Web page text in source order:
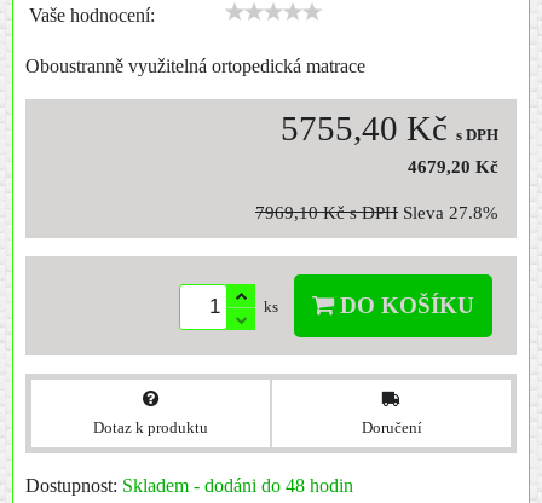
Vaše hodnocení:
Oboustranně využitelná ortopedická matrace
5755,40 Kč s DPH
4679,20 Kč
7969,10 Kč s DPH Sleva 27.8%
ks DO KOŠÍKU
Dotaz k produktu Doručení
Dostupnost: Skladem - dodáni do 48 hodin